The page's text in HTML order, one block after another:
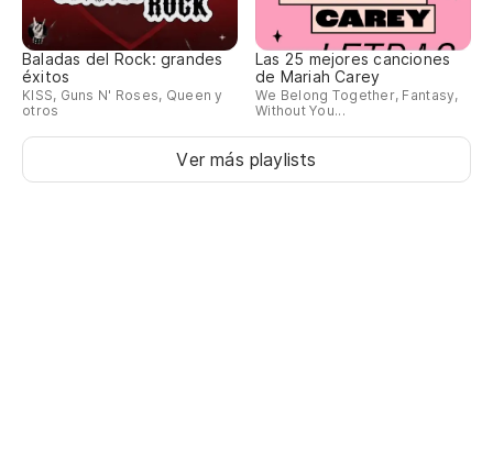
Baladas del Rock: grandes
éxitos
KISS, Guns N' Roses, Queen y
otros
Las 25 mejores canciones
de Mariah Carey
We Belong Together, Fantasy,
Without You...
Ver más playlists